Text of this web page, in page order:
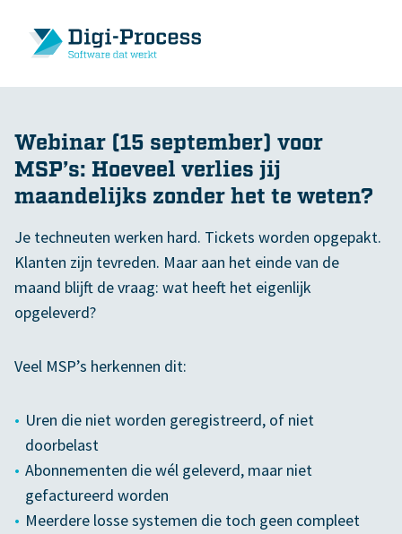
Webinar (15 september) voor
MSP’s: Hoeveel verlies jij
maandelijks zonder het te weten?
Je techneuten werken hard. Tickets worden opgepakt.
Klanten zijn tevreden. Maar aan het einde van de
maand blijft de vraag: wat heeft het eigenlijk
opgeleverd?
Veel MSP’s herkennen dit:
Uren die niet worden geregistreerd, of niet
doorbelast
Abonnementen die wél geleverd, maar niet
gefactureerd worden
Meerdere losse systemen die toch geen compleet